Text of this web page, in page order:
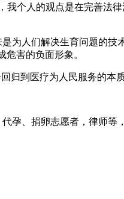
个人的观点是在完善法律
为人们解决生育问题的技
害的负面形象。
归到医疗为人民服务的本质
孕、捐卵志愿者，律师等